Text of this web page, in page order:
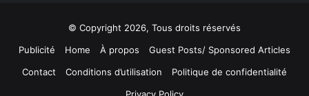
© Copyright 2026, Tous droits réservés
Publicité
Home À propos
Guest Posts/ Sponsored Articles
Contact
Conditions d’utilisation
Politique de confidentialité